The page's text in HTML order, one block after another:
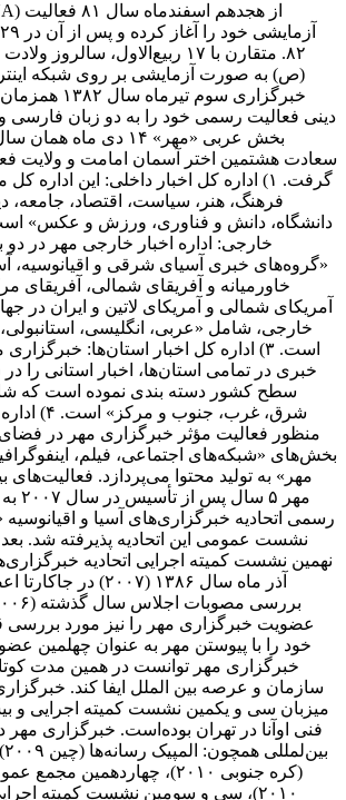
۸۲. متقارن با ۱۷ ربیع‌الاول،
(ص) به صورت آزمایشی بر روی شبکه
خبرگزاری سوم
دینی فعالیت رسمی خود را به دو زبان فارسی و
بخش عربی «مهر» ۱۴ دی
سعادت هشتمین اختر آسمان امامت و ولایت
گرفت. ۱) اداره کل اخبار داخلی: این
فرهنگ، هنر، سیاست، اقتصاد، جامعه،
خارجی: اداره اخبار خارجی مهر در
«گروه‌های خبری آسیای شرقی و اقیانوسیه،
خاورمیانه و آفریقای شمالی، آفریقای
آمریکای شمالی و آمریکای لاتین و ایران در
خارجی، شامل «عربی، انگلیسی،
است. ۳) اداره کل اخبار استان‌ها:
سطح کشور دسته بندی نموده است که
شرق، غرب،
منظور فعالیت مؤثر خبرگزاری مهر در فضای
بخش‌های «شبکه‌های اجتماعی، فیلم،
مهر» به تولید محتوا می‌پردازد. فعالیت‌های
مهر
رسمی اتحادیه خبرگزاری‌های آسیا و اقیانوسیه
نشست عمومی این اتحادیه پذیرفته شد.
نهمین نشست کمیته اجرایی اتحادیه
آذر ماه سال ۱۳۸۶
عضویت خبرگزاری مهر را نیز مورد بررسی
خود را با پیوستن مهر به عنوان چهلمین عضو
خبرگزاری مهر توانست در همین مدت
میزبان سی و یکمین نشست کمیته اجرایی و
فنی اوآنا در تهران بوده‌است. خبرگزاری
(کره جنوبی ۲۰۱۰)، چهاردهمین
۲۰۱۰)، سی و سومین نشست کمیته